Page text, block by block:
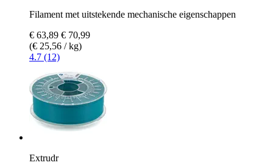
Filament met uitstekende mechanische eigenschappen
€ 63,89 € 70,99
(€ 25,56 / kg)
4.7 (12)
Extrudr